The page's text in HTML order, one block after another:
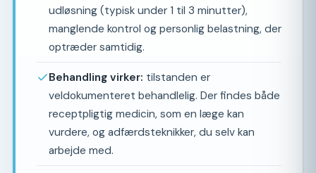
udløsning (typisk under 1 til 3 minutter),
manglende kontrol og personlig belastning, der
optræder samtidig.
Behandling virker: tilstanden er
veldokumenteret behandlelig. Der findes både
receptpligtig medicin, som en læge kan
vurdere, og adfærdsteknikker, du selv kan
arbejde med.